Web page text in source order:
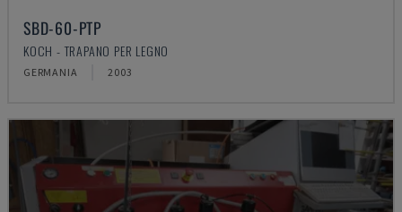
SBD-60-PTP
KOCH - TRAPANO PER LEGNO
GERMANIA 2003